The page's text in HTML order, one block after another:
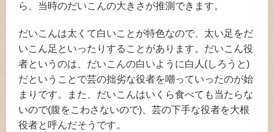
ら、当時のだいこんの大きさが推測できます。
だいこんは太くて白いことが特色なので、太い足をだ
いこん足といったりすることがあります。だいこん役
者というのは、だいこんの白いように白人(しろうと)
だということで芸の拙劣な役者を嘲っていったのが始
まりです。また、だいこんはいくら食べても当たらな
いので(腹をこわさないので)、芸の下手な役者を大根
役者と呼んだそうです。